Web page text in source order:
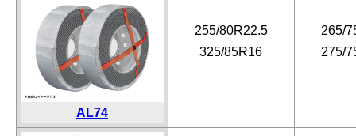
AL74
255/80R22.5
325/85R16
265/
275/